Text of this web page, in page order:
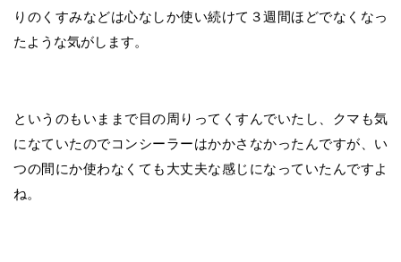
りのくすみなどは心なしか使い続けて３週間ほどでなくなっ
たような気がします。
というのもいままで目の周りってくすんでいたし、クマも気
になていたのでコンシーラーはかかさなかったんですが、い
つの間にか使わなくても大丈夫な感じになっていたんですよ
ね。